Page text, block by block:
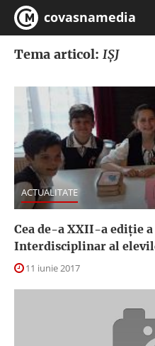
covasnamedia
Tema articol: IŞJ
ACTUALITATE
Cea de-a XXII-a ediție
Interdisciplinar al
11 iunie 2017